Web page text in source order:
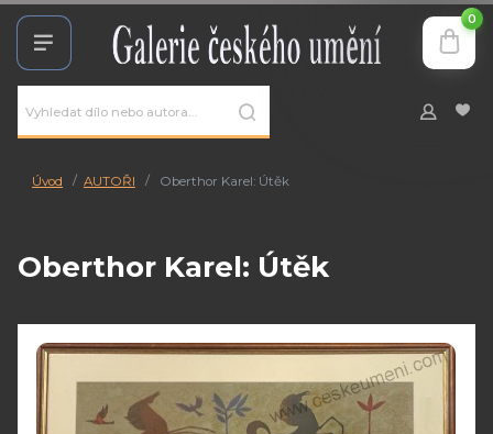
0
Úvod AUTOŘI Oberthor Karel: Útěk
Oberthor Karel: Útěk